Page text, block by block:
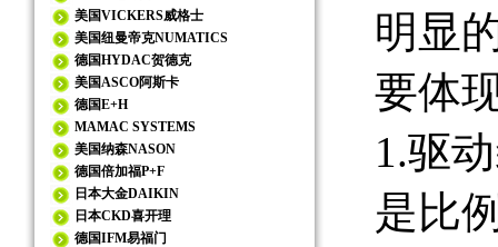
美国VICKERS威格士
美国纽曼帝克NUMATICS
德国HYDAC贺德克
美国ASCO阿斯卡
德国E+H
MAMAC SYSTEMS
美国纳森NASON
德国倍加福P+F
日本大金DAIKIN
日本CKD喜开理
德国IFM易福门
明显
要体
1.驱
是比